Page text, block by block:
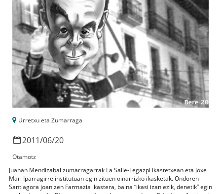
Urretxu eta Zumarraga
2011/06/20
Otamotz
Juanan Mendizabal zumarragarrak La Salle-Legazpi ikastetxean eta Joxe
Mari Iparragirre institutuan egin zituen oinarrizko ikasketak. Ondoren
Santiagora joan zen Farmazia ikastera, baina “ikasi izan ezik, denetik” egin